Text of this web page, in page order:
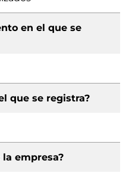
en el que se
que se registra?
empresa?